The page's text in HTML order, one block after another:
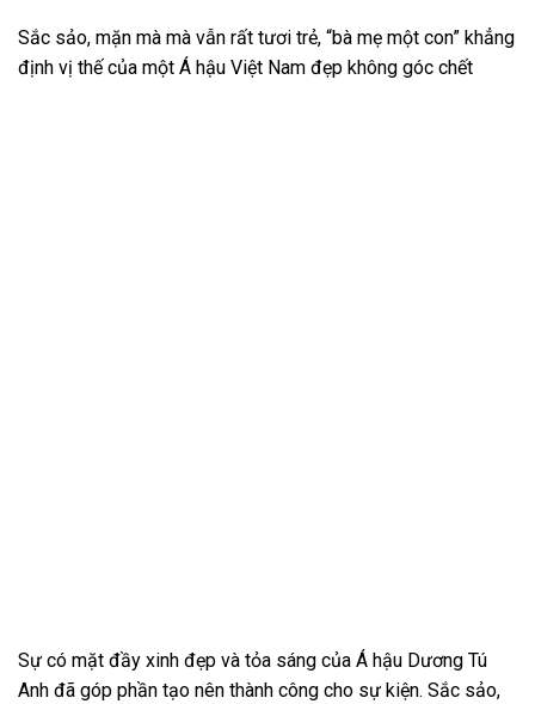
Sắc sảo, mặn mà mà vẫn rất tươi trẻ, “bà mẹ một con” khẳng
định vị thế của một Á hậu Việt Nam đẹp không góc chết
Sự có mặt đầy xinh đẹp và tỏa sáng của Á hậu Dương Tú
Anh đã góp phần tạo nên thành công cho sự kiện. Sắc sảo,